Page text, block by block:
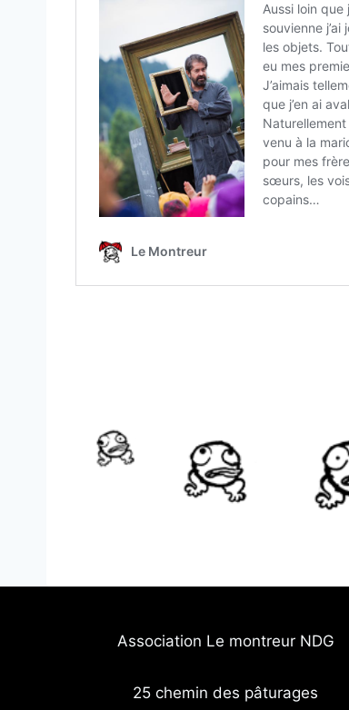
Association Le montreur NDG
25 chemin des pâturages